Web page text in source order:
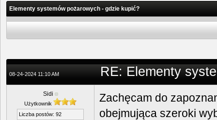
Elementy systemów pożarowych - gdzie kupić?
08-24-2024 11:10 AM RE: Elementy
Sidi
Użytkownik
Liczba postów: 92
Zachęcam do
obejmująca szeroki